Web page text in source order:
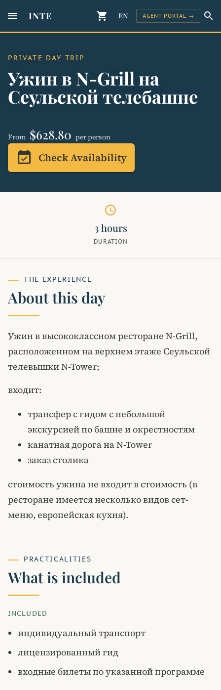
menu INTE shopping_cart EN AGENT PORTAL → search
PRIVATE DAY TRIP
Ужин в N-Grill на
Сеульской телебашне
From $628.80 per person
event_available Check Availability
schedule
3 hours
DURATION
THE EXPERIENCE
About this day
Ужин в высококлассном ресторане N-Grill,
расположенном на верхнем этаже Сеульской
телевышки N-Tower;
входит:
трансфер с гидом с небольшой
экскурсией по башне и окрестностям
канатная дорога на N-Tower
заказ столика
стоимость ужина не входит в стоимость (в
ресторане имеется несколько видов сет-
меню, европейская кухня).
PRACTICALITIES
What is included
INCLUDED
индивидуальный транспорт
лицензированный гид
входные билеты по указанной программе